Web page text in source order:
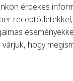
érdekes
hogy